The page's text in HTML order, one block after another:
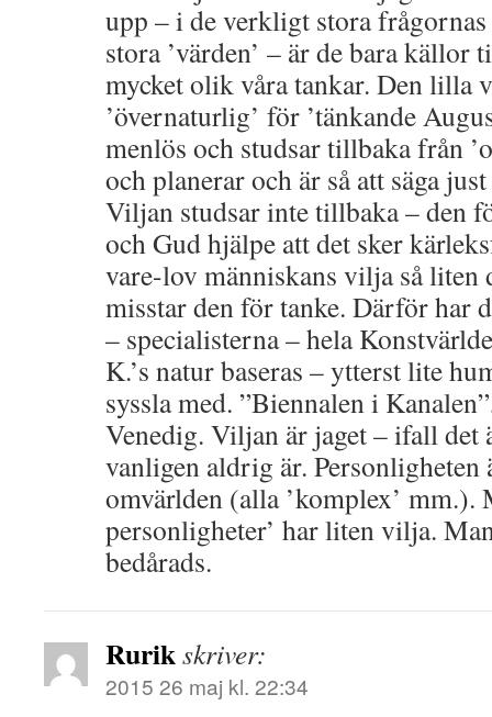
upp – i de verkligt stora
stora ’värden’ – är de bara
mycket olik våra tankar. Den lilla
’övernaturlig’ för ’tänkande
menlös och studsar tillbaka från
och planerar och är så att säga
Viljan studsar inte tillbaka – den
och Gud hjälpe att det sker
vare-lov människans vilja så liten
misstar den för tanke. Därför har
– specialisterna – hela
K.’s natur baseras – ytterst lite
syssla med. ”Biennalen i
Venedig. Viljan är jaget – ifall det
vanligen aldrig är.
omvärlden (alla ’komplex’ mm.).
personligheter’ har liten vilja.
bedårads.
Rurikskriver:
2015 26 maj kl. 22:34